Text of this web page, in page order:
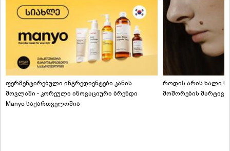
ფერმენტირებული ინგრედიენტები კანის
მოვლაში - კორეული ინოვაციური ბრენდი
Manyo საქართველოშია
როდის არის ხალი
მოშორების